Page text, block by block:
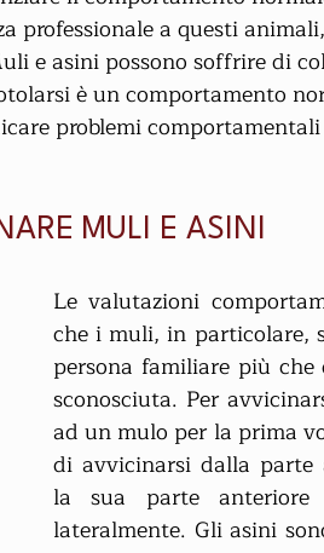
professionale a questi
e asini possono soffrire di
è un comportamento
problemi
MULI E ASINI
Le valutazioni
che i muli, in particolare,
persona familiare più
sconosciuta. Per
ad un mulo per la prima
di avvicinarsi dalla parte
la sua parte anteriore
lateralmente. Gli asini